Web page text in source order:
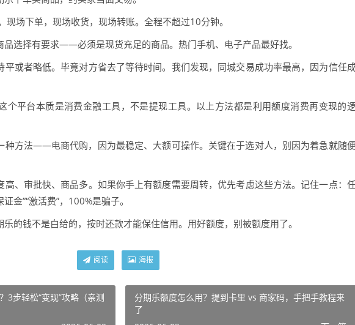
现场下单，现场收货，现场转账。全程不超过10分钟。
品选择有要求——必须是现货充足的商品。热门手机、电子产品最好找。
平或者略低。毕竟对方省去了等待时间。我们发现，同城交易成功率最高，因为信任
个平台本质是消费金融工具，不是提现工具。以上方法都是利用额度消费再变现的逻
种方法——电商代购，因为最稳定、大额可操作。关键在于选对人，别因为着急就随
高、审批快、商品多。如果你手上有额度需要周转，优先考虑这些方法。记住一点：
金”“激活费”，100%是骗子。
的钱不是白给的，按时还款才能保住信用。用好额度，别被额度用了。
阅读 海报
3步轻松“变现”攻略（亲测
分期乐额度怎么用？提到卡里 vs 商家码，手把手教程来
了